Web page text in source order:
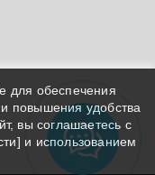
для обеспечения
повышения удобства
вы соглашаетесь с
] и использованием